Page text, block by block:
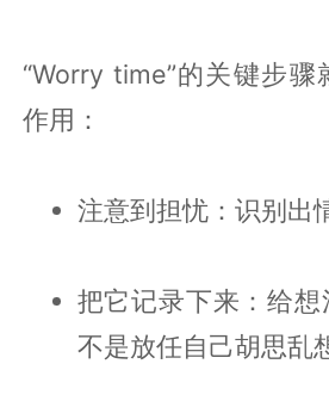
“Worry time”的关键步
作用：
注意到担忧：识别出
把它记录下来：给想
不是放任自己胡思乱